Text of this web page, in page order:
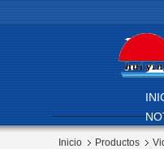
Inicio Productos